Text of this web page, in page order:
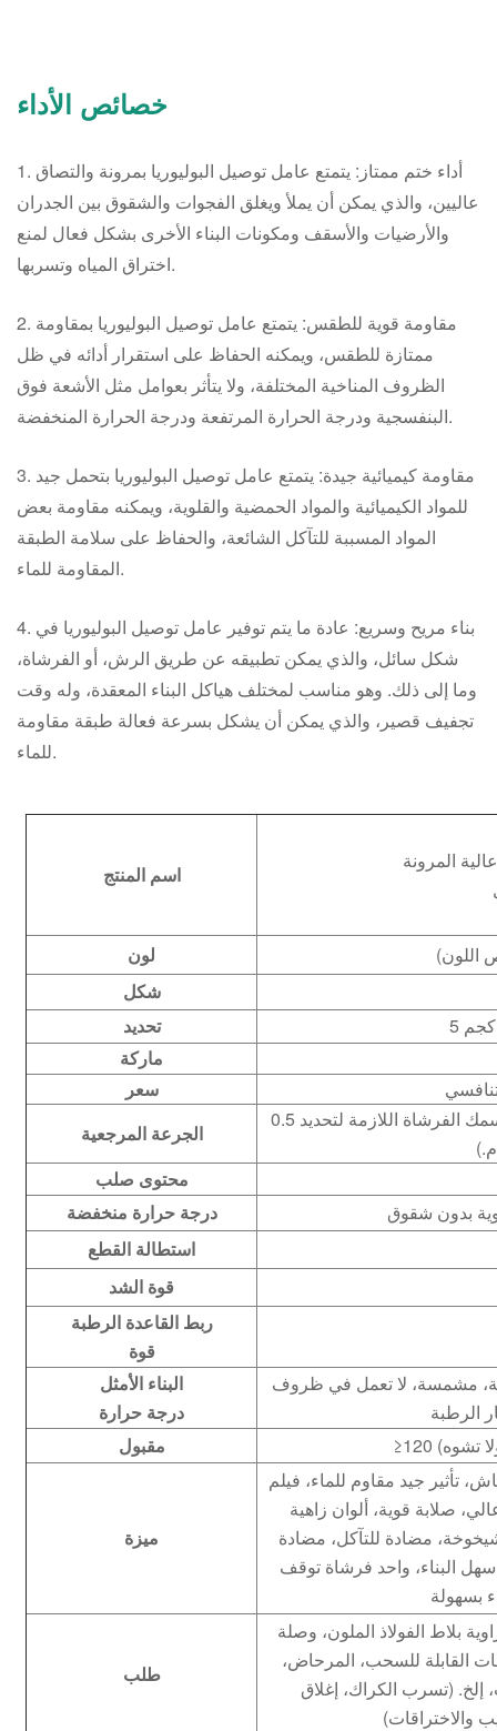
خصائص الأداء
1. أداء ختم ممتاز: يتمتع عامل توصيل البوليوريا بمرونة والتصاق
عاليين، والذي يمكن أن يملأ ويغلق الفجوات والشقوق بين الجدران
والأرضيات والأسقف ومكونات البناء الأخرى بشكل فعال لمنع
اختراق المياه وتسربها.
2. مقاومة قوية للطقس: يتمتع عامل توصيل البوليوريا بمقاومة
ممتازة للطقس، ويمكنه الحفاظ على استقرار أدائه في ظل
الظروف المناخية المختلفة، ولا يتأثر بعوامل مثل الأشعة فوق
البنفسجية ودرجة الحرارة المرتفعة ودرجة الحرارة المنخفضة.
3. مقاومة كيميائية جيدة: يتمتع عامل توصيل البوليوريا بتحمل جيد
للمواد الكيميائية والمواد الحمضية والقلوية، ويمكنه مقاومة بعض
المواد المسببة للتآكل الشائعة، والحفاظ على سلامة الطبقة
المقاومة للماء.
4. بناء مريح وسريع: عادة ما يتم توفير عامل توصيل البوليوريا في
شكل سائل، والذي يمكن تطبيقه عن طريق الرش، أو الفرشاة،
وما إلى ذلك. وهو مناسب لمختلف هياكل البناء المعقدة، وله وقت
تجفيف قصير، والذي يمكن أن يشكل بسرعة فعالة طبقة مقاومة
للماء.
اسم المنتج
المرونة
لون
اللون)
شكل
تحديد
ماركة
سعر
الجرعة المرجعية
0.5 كجم (رش/فرشاة مرة واحدة، اعتمادًا على سمك الفرشاة اللازمة لتحديد
محتوى صلب
درجة حرارة منخفضة
استطالة القطع
قوة الشد
ربط القاعدة الرطبة
قوة
البناء الأمثل
درجة حرارة
مشمسة، لا تعمل في ظروف
مقبول تشوه)
ميزة
تأثير جيد مقاوم للماء، فيلم
صلابة قوية، ألوان زاهية
مضادة للتآكل، مضادة
البناء، واحد فرشاة توقف
بسهولة
طلب
بلاط الفولاذ الملون، وصلة
القابلة للسحب، المرحاض،
(تسرب الكراك، إغلاق
والاختراقات)